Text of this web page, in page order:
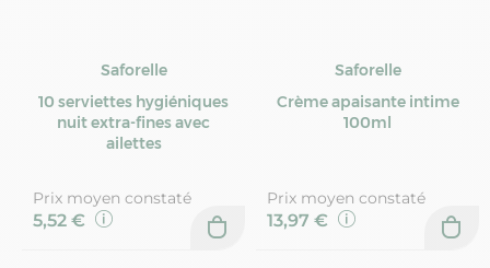
Saforelle
10 serviettes hygiéniques
nuit extra-fines avec
ailettes
Prix moyen constaté
5,52 €
Saforelle
Crème apaisante intime
100ml
Prix moyen constaté
13,97 €